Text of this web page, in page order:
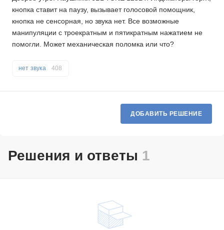
кнопка ставит на паузу, вызывает голосовой помощник,
кнопка не сенсорная, но звука нет. Все возможные
манипуляции с троекратным и пятикратным нажатием не
помогли. Может механическая поломка или что?
нет звука 408
ДОБАВИТЬ РЕШЕНИЕ
Решения и ответы 1